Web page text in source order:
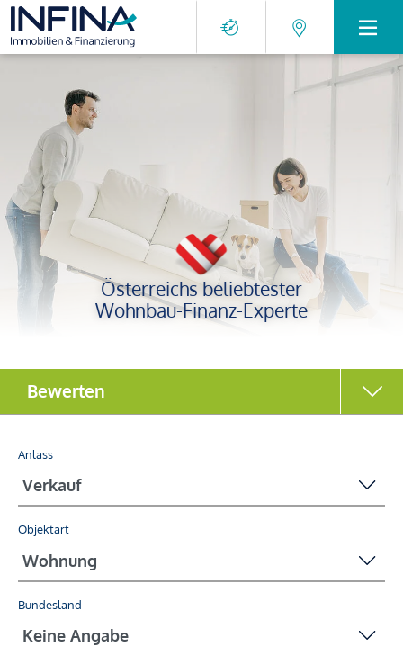
Österreichs beliebtester
Wohnbau-Finanz-Experte
Anlass
Objektart
Bundesland
Bewerten